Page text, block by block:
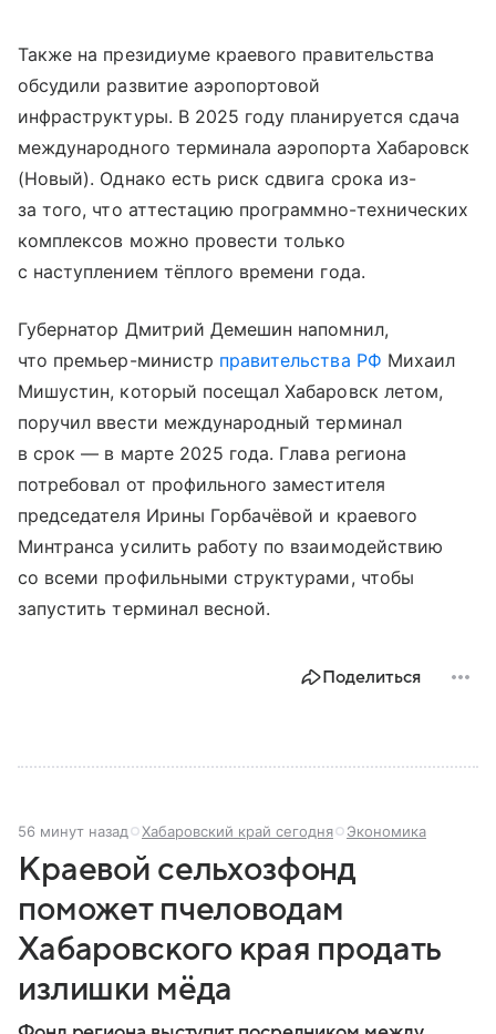
Также на президиуме краевого правительства
обсудили развитие аэропортовой
инфраструктуры. В 2025 году планируется сдача
международного терминала аэропорта Хабаровск
(Новый). Однако есть риск сдвига срока из-
за того, что аттестацию программно-технических
комплексов можно провести только
с наступлением тёплого времени года.
Губернатор Дмитрий Демешин напомнил,
что премьер-министр правительства РФ Михаил
Мишустин, который посещал Хабаровск летом,
поручил ввести международный терминал
в срок — в марте 2025 года. Глава региона
потребовал от профильного заместителя
председателя Ирины Горбачёвой и краевого
Минтранса усилить работу по взаимодействию
со всеми профильными структурами, чтобы
запустить терминал весной.
Поделиться
56 минут назад Хабаровский край сегодня Экономика
Краевой сельхозфонд
поможет пчеловодам
Хабаровского края продать
излишки мёда